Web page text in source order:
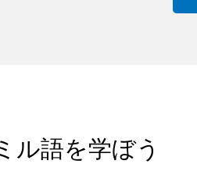
ル語を学ぼう